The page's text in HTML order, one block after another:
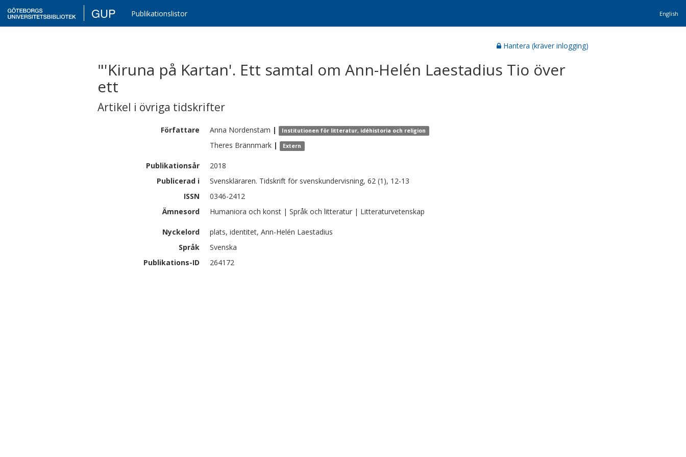
GUP Publikationslistor English
Hantera (kräver inlogging)
"'Kiruna på Kartan'. Ett samtal om Ann-Helén Laestadius Tio över
ett
Artikel i övriga tidskrifter
Författare Anna Nordenstam | Institutionen för litteratur, idéhistoria och religion
Theres Brännmark | Extern
Publikationsår
2018
Publicerad i
Svenskläraren. Tidskrift för svenskundervisning, 62 (1), 12-13
ISSN
0346-2412
Ämnesord
Humaniora och konst | Språk och litteratur | Litteraturvetenskap
Nyckelord
plats, identitet, Ann-Helén Laestadius
Språk
Svenska
Publikations-ID
264172